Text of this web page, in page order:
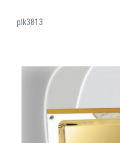
plk3813